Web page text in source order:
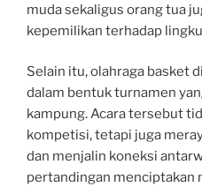
muda sekaligus orang tua
kepemilikan terhadap
Selain itu, olahraga basket
dalam bentuk turnamen
kampung. Acara tersebut
kompetisi, tetapi juga
dan menjalin koneksi
pertandingan menciptakan